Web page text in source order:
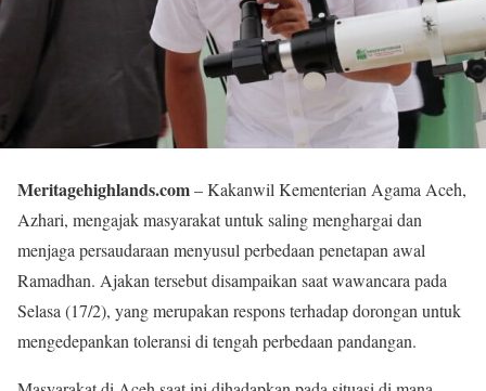
Meritagehighlands.com– Kakanwil Kementerian Agama Aceh,
Azhari, mengajak masyarakat untuk saling menghargai dan
menjaga persaudaraan menyusul perbedaan penetapan awal
Ramadhan. Ajakan tersebut disampaikan saat wawancara pada
Selasa (17/2), yang merupakan respons terhadap dorongan untuk
mengedepankan toleransi di tengah perbedaan pandangan.